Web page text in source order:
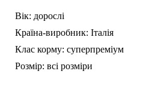
Вік: дорослі
Країна-виробник: Італія
Клас корму: суперпреміум
Розмір: всі розміри